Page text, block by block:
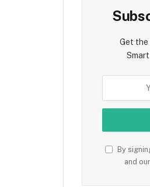
Get
By
and our